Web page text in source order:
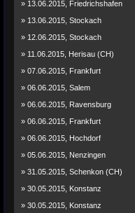
» 13.06.2015, Friedrichshafen
» 13.06.2015, Stockach
» 12.06.2015, Stockach
» 11.06.2015, Herisau (CH)
» 07.06.2015, Frankfurt
» 06.06.2015, Salem
» 06.06.2015, Ravensburg
» 06.06.2015, Frankfurt
» 06.06.2015, Hochdorf
» 05.06.2015, Nenzingen
» 31.05.2015, Schenkon (CH)
» 30.05.2015, Konstanz
» 30.05.2015, Konstanz